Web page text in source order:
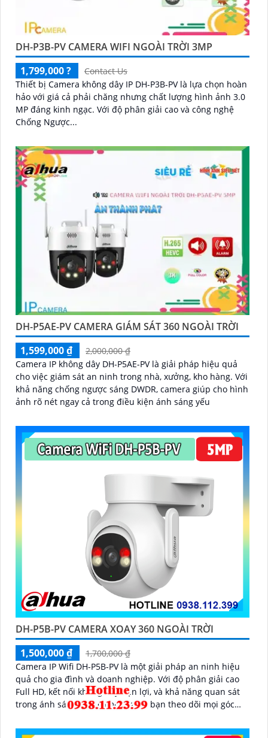
DH-P3B-PV CAMERA WIFI NGOÀI TRỜI 3MP
1,799,000 ?
Contact Us
Thiết bị Camera không dây IP DH-P3B-PV là lựa chọn hoàn
hảo với giá cả phải chăng nhưng chất lượng hình ảnh 3.0
MP đáng kinh ngạc. Với độ phân giải cao và công nghệ
Chống Ngược...
DH-P5AE-PV CAMERA GIÁM SÁT 360 NGOÀI TRỜI
1,599,000 ₫
2,000,000 ₫
Camera IP không dây DH-P5AE-PV là giải pháp hiệu quả
cho việc giám sát an ninh trong nhà, xưởng, kho hàng. Với
khả năng chống ngược sáng DWDR, camera giúp cho hình
ảnh rõ nét ngay cả trong điều kiện ánh sáng yếu
DH-P5B-PV CAMERA XOAY 360 NGOÀI TRỜI
1,500,000 ₫
1,700,000 ₫
Camera IP Wifi DH-P5B-PV là một giải pháp an ninh hiệu
quả cho gia đình và doanh nghiệp. Với độ phân giải cao
Full HD, kết nối không dây tiện lợi, và khả năng quan sát
trong ánh sáng yếu, camera giúp bạn theo dõi mọi góc